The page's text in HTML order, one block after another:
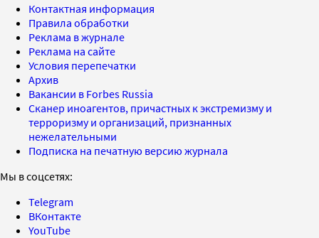
Контактная информация
Правила обработки
Реклама в журнале
Реклама на сайте
Условия перепечатки
Архив
Вакансии в Forbes Russia
Сканер иноагентов, причастных к экстремизму и
терроризму и организаций, признанных
нежелательными
Подписка на печатную версию журнала
Мы в соцсетях:
Telegram
ВКонтакте
YouTube